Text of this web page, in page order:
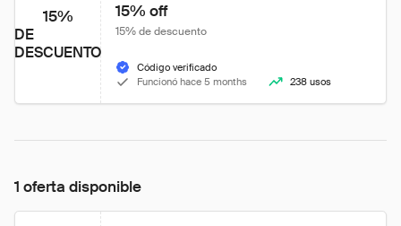
15%
DE
DESCUENTO
15% off
15% de descuento
Código verificado
Funcionó hace 5 months
238 usos
1 oferta disponible